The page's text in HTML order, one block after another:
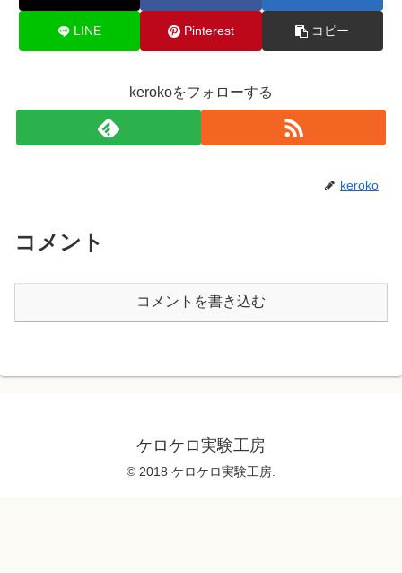
LINE Pinterest コピー
kerokoをフォローする
keroko
コメント
コメントを書き込む
ケロケロ実験工房
© 2018 ケロケロ実験工房.